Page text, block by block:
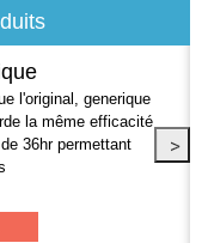
sildenafil,
ou le
facile pour des